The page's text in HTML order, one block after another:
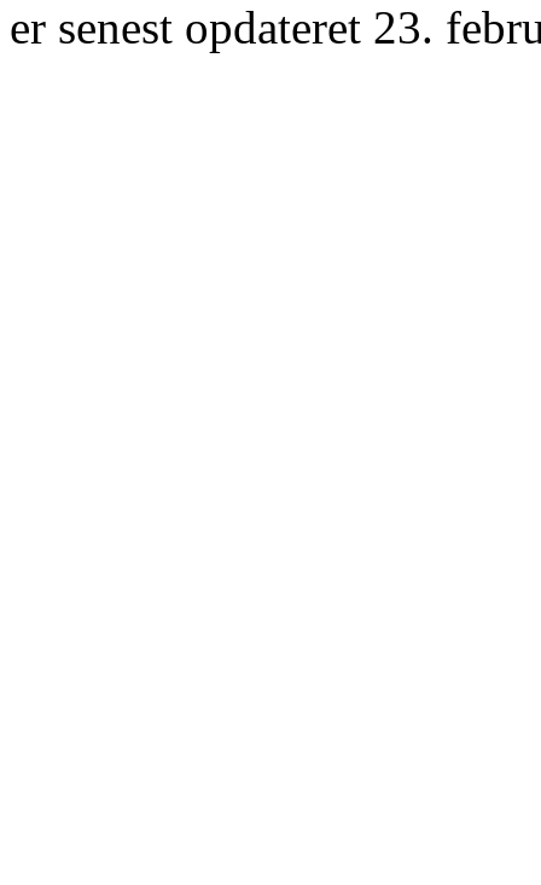
er senest opdateret 23.